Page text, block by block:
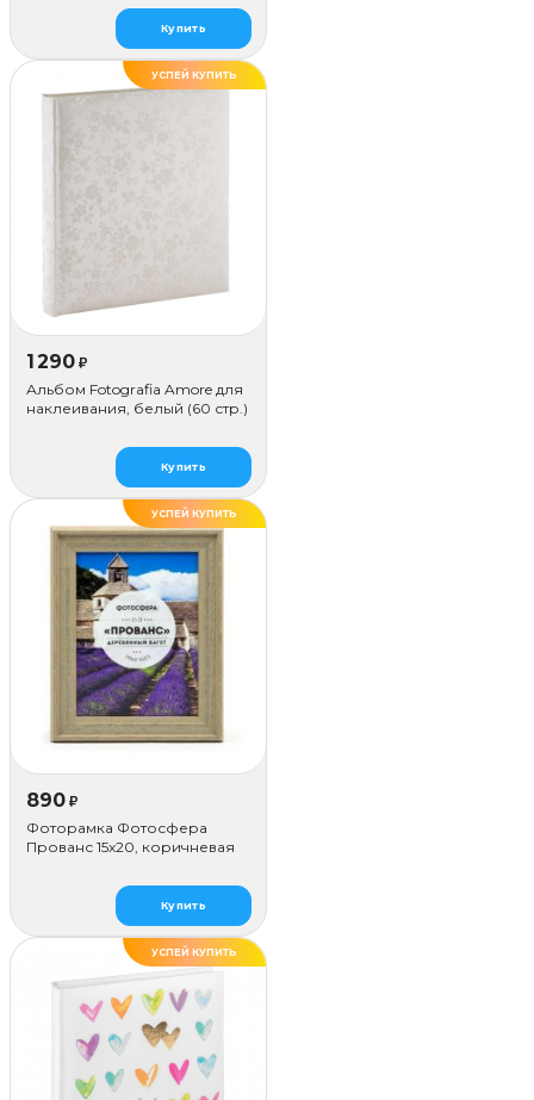
Купить
УСПЕЙ КУПИТЬ
1 290 ₽
Альбом Fotografia Amore для
наклеивания, белый (60 стр.)
Купить
УСПЕЙ КУПИТЬ
ДЕЛАЕМ САМИ
890 ₽
Фоторамка Фотосфера
Прованс 15x20, коричневая
Купить
УСПЕЙ КУПИТЬ